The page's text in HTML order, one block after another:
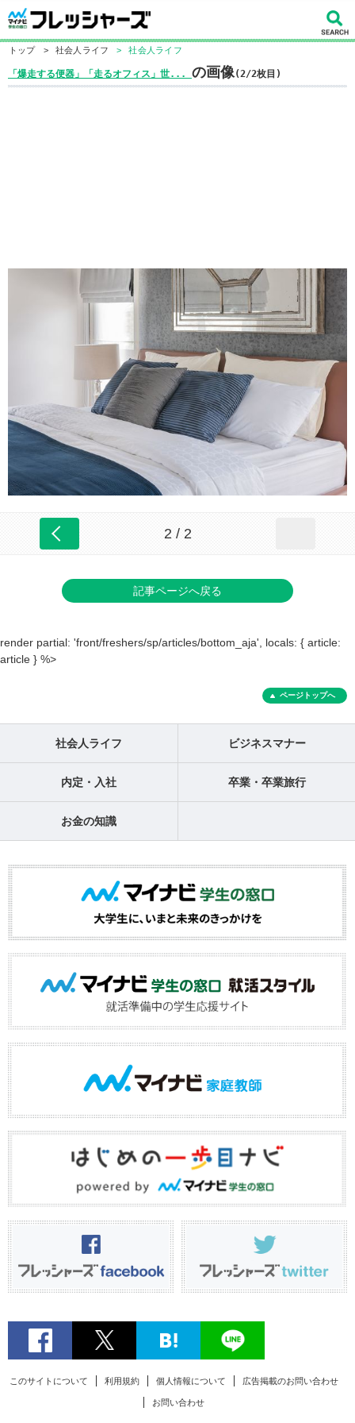
トップ > 社会人ライフ > 社会人ライフ
「爆走する便器」「走るオフィス」世... の画像(2/2枚目)
2 / 2
記事ページへ戻る
render partial: 'front/freshers/sp/articles/bottom_aja', locals: { article:
article } %>
ページトップへ
社会人ライフ ビジネスマナー
内定・入社 卒業・卒業旅行
お金の知識
このサイトについて 利用規約 個人情報について 広告掲載のお問い合わせ
お問い合わせ